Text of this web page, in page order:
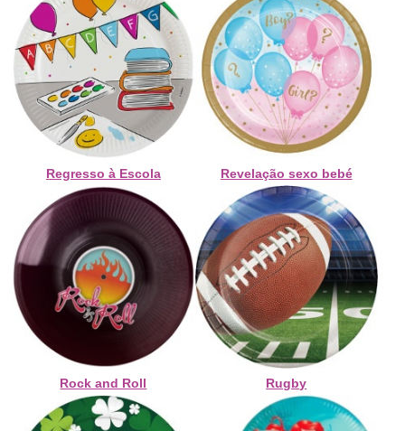
Regresso à Escola Revelação sexo bebé
Rock and Roll Rugby